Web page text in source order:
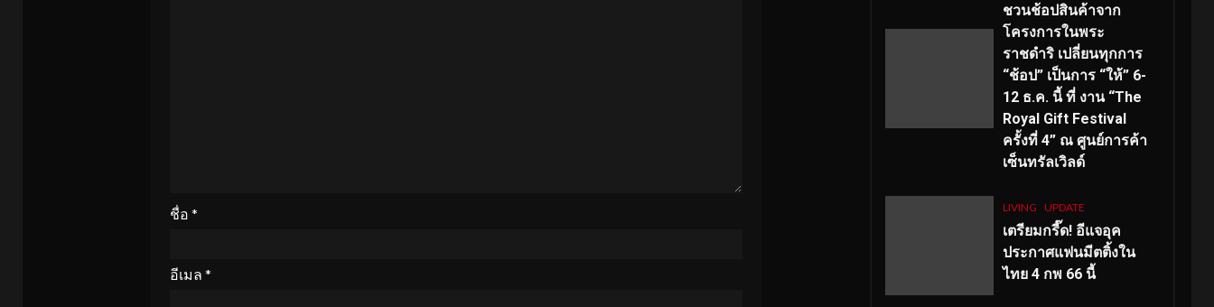
ชื่อ *
อีเมล *
ชวนช้อปสินค้าจาก
โครงการในพระ
ราชดำริ เปลี่ยนทุกการ
“ช้อป” เป็นการ “ให้” 6-
12 ธ.ค. นี้ ที่ งาน “The
Royal Gift Festival
ครั้งที่ 4” ณ ศูนย์การค้า
เซ็นทรัลเวิลด์
LIVING UPDATE
เตรียมกรี๊ด! อีแจอุค
ประกาศแฟนมีตติ้งใน
ไทย 4 กพ 66 นี้